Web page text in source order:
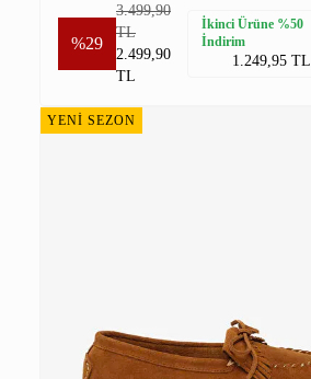
%29
3.499,90
TL
2.499,90
TL
İkinci Ürüne %50
İndirim
1.249,95 TL
YENİ SEZON